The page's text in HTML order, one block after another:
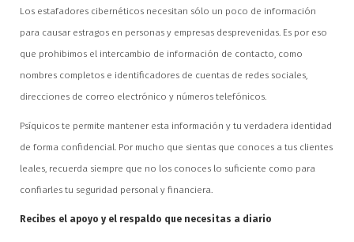
Los estafadores cibernéticos necesitan sólo un poco de información
para causar estragos en personas y empresas desprevenidas. Es por eso
que prohibimos el intercambio de información de contacto, como
nombres completos e identificadores de cuentas de redes sociales,
direcciones de correo electrónico y números telefónicos.
Psíquicos te permite mantener esta información y tu verdadera identidad
de forma confidencial. Por mucho que sientas que conoces a tus clientes
leales, recuerda siempre que no los conoces lo suficiente como para
confiarles tu seguridad personal y financiera.
Recibes el apoyo y el respaldo que necesitas a diario